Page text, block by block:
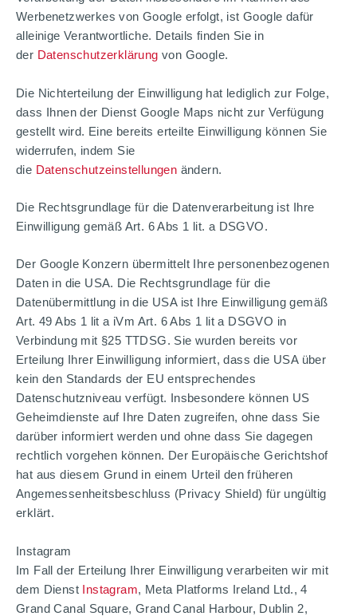
Werbenetzwerkes von Google erfolgt, ist Google dafür
alleinige Verantwortliche. Details finden Sie in
der Datenschutzerklärung von Google.
Die Nichterteilung der Einwilligung hat lediglich zur Folge,
dass Ihnen der Dienst Google Maps nicht zur Verfügung
gestellt wird. Eine bereits erteilte Einwilligung können Sie
widerrufen, indem Sie
die Datenschutzeinstellungen ändern.
Die Rechtsgrundlage für die Datenverarbeitung ist Ihre
Einwilligung gemäß Art. 6 Abs 1 lit. a DSGVO.
Der Google Konzern übermittelt Ihre personenbezogenen
Daten in die USA. Die Rechtsgrundlage für die
Datenübermittlung in die USA ist Ihre Einwilligung gemäß
Art. 49 Abs 1 lit a iVm Art. 6 Abs 1 lit a DSGVO in
Verbindung mit §25 TTDSG. Sie wurden bereits vor
Erteilung Ihrer Einwilligung informiert, dass die USA über
kein den Standards der EU entsprechendes
Datenschutzniveau verfügt. Insbesondere können US
Geheimdienste auf Ihre Daten zugreifen, ohne dass Sie
darüber informiert werden und ohne dass Sie dagegen
rechtlich vorgehen können. Der Europäische Gerichtshof
hat aus diesem Grund in einem Urteil den früheren
Angemessenheitsbeschluss (Privacy Shield) für ungültig
erklärt.
Instagram
Im Fall der Erteilung Ihrer Einwilligung verarbeiten wir mit
dem Dienst
Instagram, Meta Platforms Ireland Ltd., 4
Grand Canal Square, Grand Canal Harbour, Dublin 2,